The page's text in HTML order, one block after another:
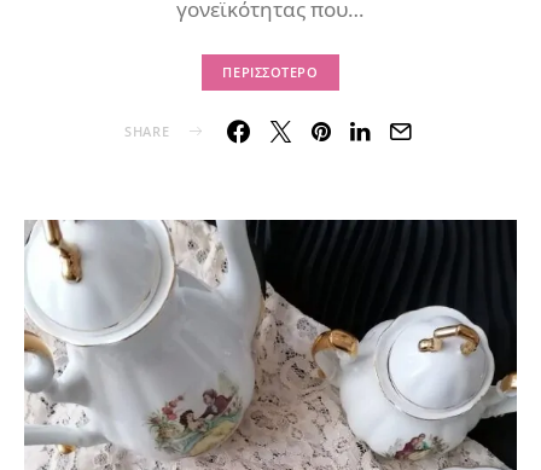
γονεϊκότητας που…
ΠΕΡΙΣΣΌΤΕΡΟ
SHARE